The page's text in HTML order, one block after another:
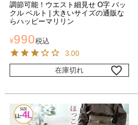
調節可能！ウエスト細見せ O字 バッ
クル ベルト | 大きいサイズの通販な
らハッピーマリリン
¥990税込
3.00
在庫切れ